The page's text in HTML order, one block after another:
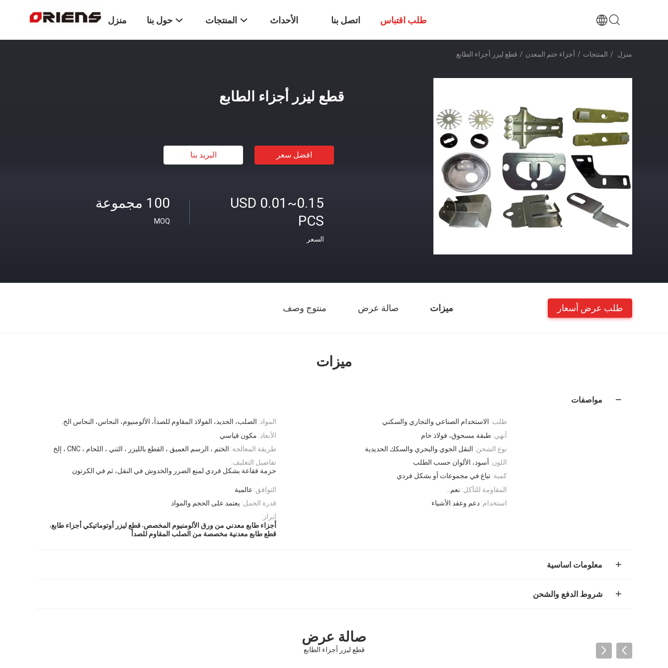
منزل حول بنا المنتجات الأحداث اتصل بنا طلب اقتباس
منزل / المنتجات / أجزاء ختم المعدن / قطع ليزر أجزاء الطابع
قطع ليزر أجزاء الطابع
افضل سعر البريد بنا
100 مجموعة
MOQ
USD 0.01~0.15
PCS
السعر
ميزات صالة عرض منتوج وصف طلب عرض أسعار
ميزات
مواصفات
المواد: الصلب، الحديد، الفولاذ المقاوم للصدأ، الألومنيوم، النحاس، النحاس الخ. طلب: الاستخدام الصناعي والتجاري والسكني
الأبعاد: مكون قياسي أنهي: طبقة مسحوق، فولاذ خام
طريقة المعالجة: الختم ، الرسم العميق ، القطع بالليزر ، الثني ، اللحام ، CNC ، إلخ نوع الشحن: النقل الجوي والبحري والسكك الحديدية
تفاصيل التغليف:
حزمة فقاعة بشكل فردي لمنع الضرر والخدوش في النقل، ثم في الكرتون
اللون: أسود، الألوان حسب الطلب
كمية: تباع في مجموعات أو بشكل فردي
التوافق: عالمية المقاومة للتآكل: نعم..
قدرة الحمل: يعتمد على الحجم والمواد استخدام: دعم وعقد الأشياء
إبراز:
أجزاء طابع معدني من ورق الألومنيوم المخصص,قطع ليزر أوتوماتيكي أجزاء طابع,
قطع طابع معدنية مخصصة من الصلب المقاوم للصدأ
معلومات اساسية
شروط الدفع والشحن
صالة عرض
قطع ليزر أجزاء الطابع